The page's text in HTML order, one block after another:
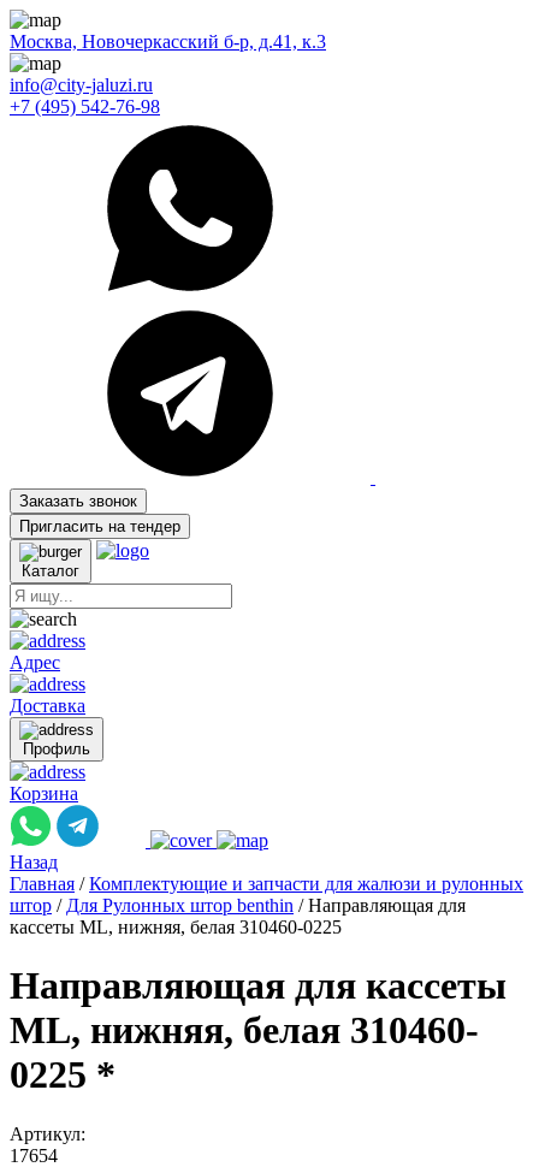
Москва, Новочеркасский б-р, д.41, к.3
info@city-jaluzi.ru
+7 (495) 542-76-98
Заказать звонок
Пригласить на тендер
Каталог
Адрес
Доставка
Профиль
Корзина
Назад
Главная / Комплектующие и запчасти для жалюзи и рулонных
штор / Для Рулонных штор benthin / Направляющая для
кассеты ML, нижняя, белая 310460-0225
Направляющая для кассеты
ML, нижняя, белая 310460-
0225 *
Артикул:
17654